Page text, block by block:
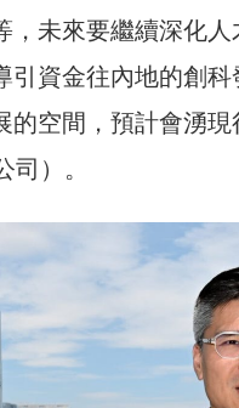
，未來要繼續深化
引資金往內地的創
的空間，預計會湧
）。